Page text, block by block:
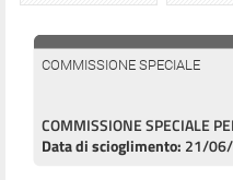
COMMISSIONE SPECIALE
COMMISSIONE SPECIALE
Data di scioglimento: 21/